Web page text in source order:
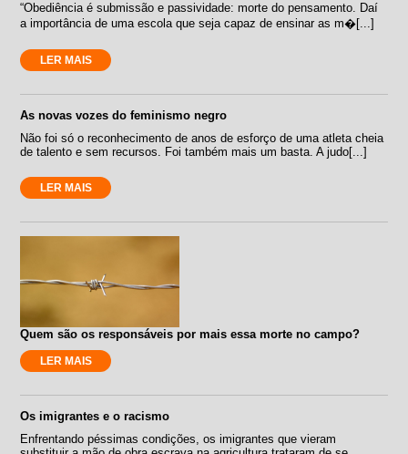
“Obediência é submissão e passividade: morte do pensamento. Daí
a importância de uma escola que seja capaz de ensinar as m�[...]
LER MAIS
As novas vozes do feminismo negro
Não foi só o reconhecimento de anos de esforço de uma atleta cheia
de talento e sem recursos. Foi também mais um basta. A judo[...]
LER MAIS
Quem são os responsáveis por mais essa morte no campo?
LER MAIS
Os imigrantes e o racismo
Enfrentando péssimas condições, os imigrantes que vieram